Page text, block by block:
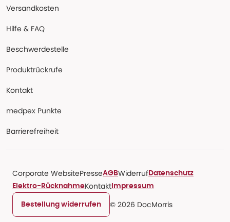
Versandkosten
Hilfe & FAQ
Beschwerdestelle
Produktrückrufe
Kontakt
medpex Punkte
Barrierefreiheit
Corporate WebsitePresseAGBWiderruf Datenschutz
Elektro-RücknahmeKontakt Impressum
Bestellung widerrufen © 2026 DocMorris